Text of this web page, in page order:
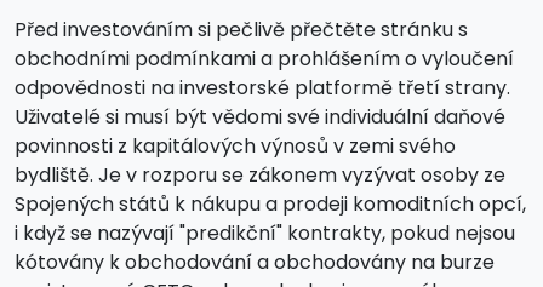
Před investováním si pečlivě přečtěte stránku s
obchodními podmínkami a prohlášením o vyloučení
odpovědnosti na investorské platformě třetí strany.
Uživatelé si musí být vědomi své individuální daňové
povinnosti z kapitálových výnosů v zemi svého
bydliště. Je v rozporu se zákonem vyzývat osoby ze
Spojených států k nákupu a prodeji komoditních opcí,
i když se nazývají "predikční" kontrakty, pokud nejsou
kótovány k obchodování a obchodovány na burze